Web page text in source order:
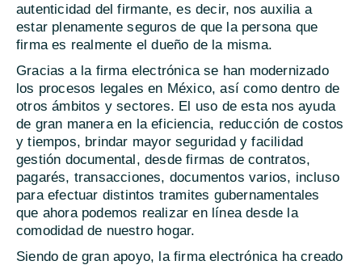
autenticidad del firmante, es decir, nos auxilia a
estar plenamente seguros de que la persona que
firma es realmente el dueño de la misma.
Gracias a la firma electrónica se han modernizado
los procesos legales en México, así como dentro de
otros ámbitos y sectores. El uso de esta nos ayuda
de gran manera en la eficiencia, reducción de costos
y tiempos, brindar mayor seguridad y facilidad
gestión documental, desde firmas de contratos,
pagarés, transacciones, documentos varios, incluso
para efectuar distintos tramites gubernamentales
que ahora podemos realizar en línea desde la
comodidad de nuestro hogar.
Siendo de gran apoyo, la firma electrónica ha creado